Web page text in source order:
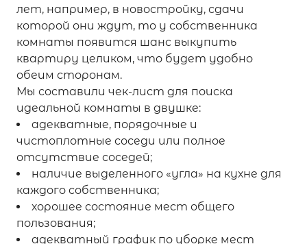
лет, например, в новостройку, сдачи
которой они ждут, то у собственника
комнаты появится шанс выкупить
квартиру целиком, что будет удобно
обеим сторонам.
Мы составили чек-лист для поиска
идеальной комнаты в двушке:
адекватные, порядочные и
чистоплотные соседи или полное
отсутствие соседей;
наличие выделенного «угла» на кухне для
каждого собственника;
хорошее состояние мест общего
пользования;
адекватный график по уборке мест